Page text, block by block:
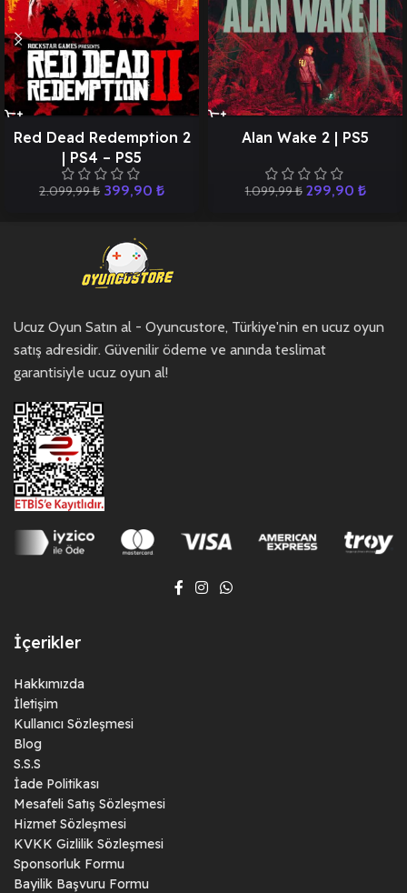
Red Dead Redemption 2
| PS4 – PS5
2.099,99₺ 399,90 ₺
Alan Wake 2 | PS5
1.099,99₺ 299,90 ₺
Ucuz Oyun Satın al - Oyuncustore, Türkiye'nin en ucuz oyun
satış adresidir. Güvenilir ödeme ve anında teslimat
garantisiyle ucuz oyun al!
İçerikler
Hakkımızda
İletişim
Kullanıcı Sözleşmesi
Blog
S.S.S
İade Politikası
Mesafeli Satış Sözleşmesi
Hizmet Sözleşmesi
KVKK Gizlilik Sözleşmesi
Sponsorluk Formu
Bayilik Başvuru Formu